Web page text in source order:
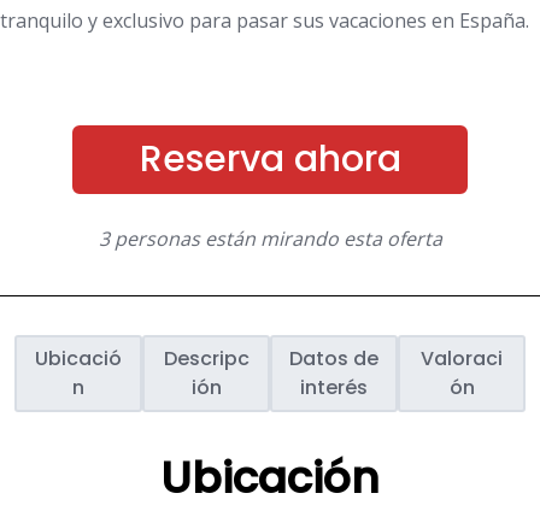
tranquilo y exclusivo para pasar sus vacaciones en España.
Reserva ahora
3 personas están mirando esta oferta
Ubicació
n
Descripc
ión
Datos de
interés
Valoraci
ón
Ubicación